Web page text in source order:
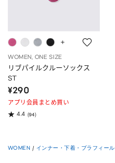
WOMEN, ONE SIZE
リブパイルクルーソックス
ST
¥290
アプリ会員まとめ買い
4.4 (94)
WOMEN / インナー・下着・ブラフィール